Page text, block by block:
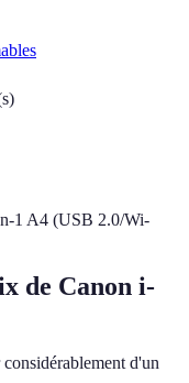
1 A4 (USB 2.0/Wi-
de Canon i-
d'un